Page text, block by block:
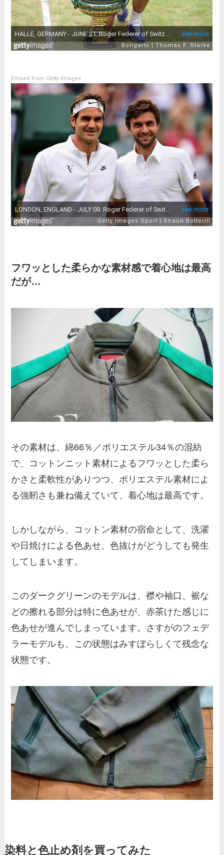
Embed from Getty Images
フワッとした柔らかな素材感で着心地は最高
だが…
その素材は、綿66％／ポリエステル34％の混紡
で、コットンニット素材によるフワッとした柔ら
かさと柔軟性がありつつ、ポリエステル素材によ
る強靭さも兼ね備えていて、着心地は最高です。
しかしながら、コットン素材の宿命として、洗濯
や日焼けによる色あせ、色抜けがどうしても発生
してしまいます。
このダークグリーンのモデルは、襟や袖口、裾な
どの擦れる部分は特に色あせが、赤茶けた感じに
色あせが進んでしまっています。さすがのフェデ
ラーモデルも、この状態はみすぼらしくて残念な
状態です。
染料と色止め剤を買ってみた